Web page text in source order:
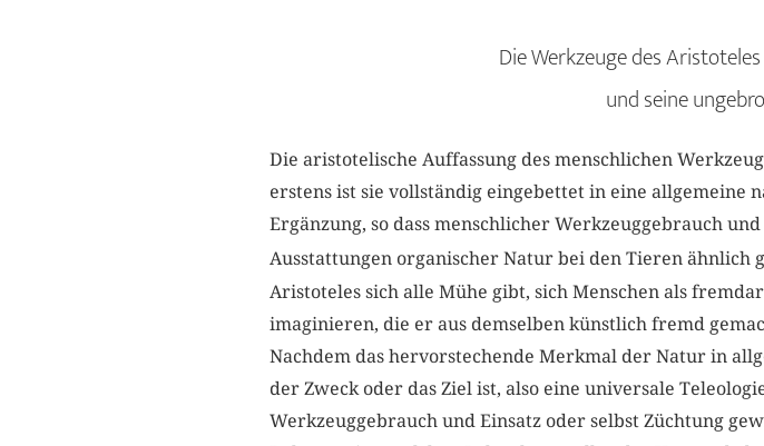
Die Werkzeuge des
und seine
Die aristotelische Auffassung des menschlichen
erstens ist sie vollständig eingebettet in eine allgemeine
Ergänzung, so dass menschlicher Werkzeuggebrauch
Ausstattungen organischer Natur bei den Tieren ähnlich
Aristoteles sich alle Mühe gibt, sich Menschen als
imaginieren, die er aus demselben künstlich fremd
Nachdem das hervorstechende Merkmal der Natur in
der Zweck oder das Ziel ist, also eine universale
Werkzeuggebrauch und Einsatz oder selbst Züchtung